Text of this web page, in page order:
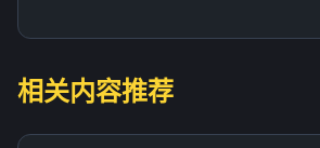
相关内容推荐